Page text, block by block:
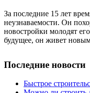
За последние 15 лет
неузнаваемости. Он
новостройки молодят
будущее, он живет
Последние новости
Быстрое